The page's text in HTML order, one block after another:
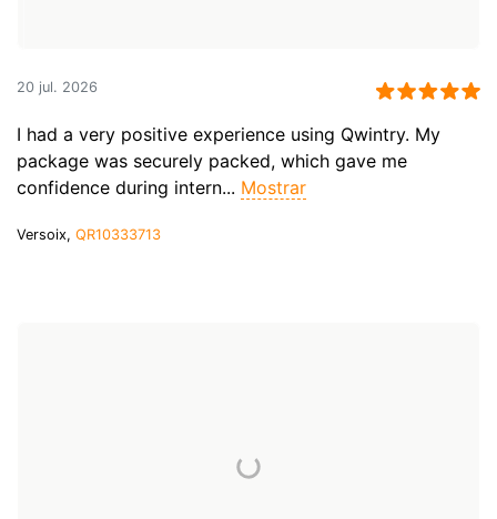
20 jul. 2026
I had a very positive experience using Qwintry. My
package was securely packed, which gave me
confidence during intern... Mostrar
Versoix, QR10333713